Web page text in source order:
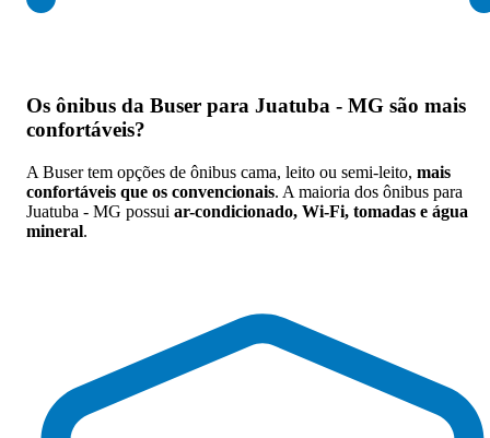
Os ônibus da Buser para Juatuba - MG são mais
confortáveis?
A Buser tem opções de ônibus cama, leito ou semi-leito, mais
confortáveis que os convencionais. A maioria dos ônibus para
Juatuba - MG possui ar-condicionado, Wi-Fi, tomadas e água
mineral.